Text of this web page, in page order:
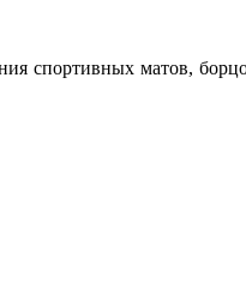
спортивных матов,